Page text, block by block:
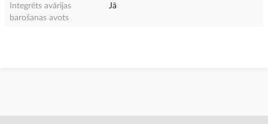
Integrēts avārijas
barošanas avots
Jā